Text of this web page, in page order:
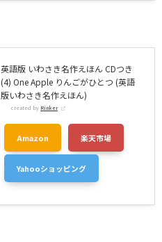
英語版 いわさき名作えほん CDつき
(4) One Apple りんごがひとつ (英語
版いわさき名作えほん)
created by Rinker
Amazon 楽天市場
Yahooショッピング